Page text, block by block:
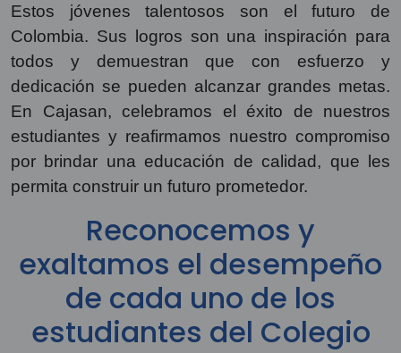
Estos jóvenes talentosos son el futuro de
Colombia. Sus logros son una inspiración para
todos y demuestran que con esfuerzo y
dedicación se pueden alcanzar grandes metas.
En Cajasan, celebramos el éxito de nuestros
estudiantes y reafirmamos nuestro compromiso
por brindar una educación de calidad, que les
permita construir un futuro prometedor.
Reconocemos y
exaltamos el desempeño
de cada uno de los
estudiantes del Colegio